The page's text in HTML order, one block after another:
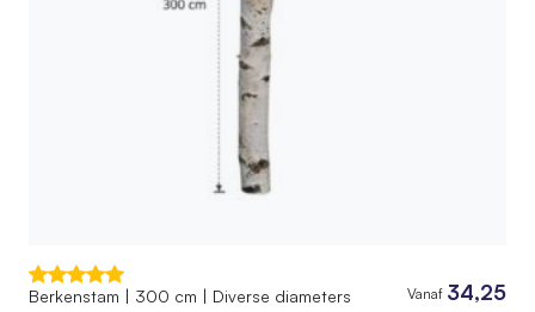
Berkenstam | 300 cm | Diverse diameters Vanaf 34,25